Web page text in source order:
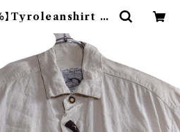
％】Tyroleanshirt 半
古着屋 9chord